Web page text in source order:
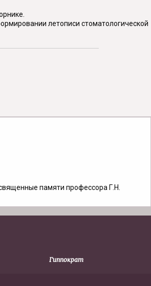
летописи стоматологической
памяти профессора Г.Н.
Гиппократ